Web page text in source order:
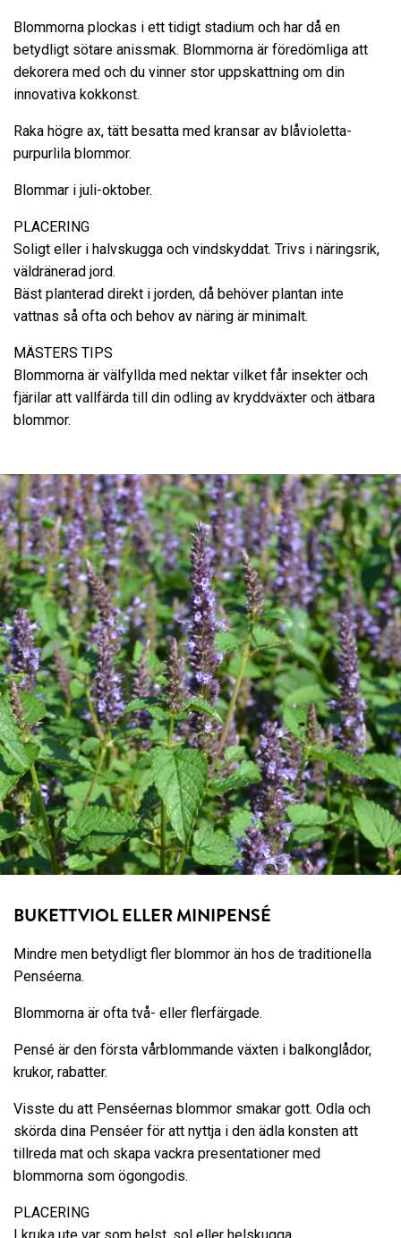
Blommorna plockas i ett tidigt stadium och har då en
betydligt sötare anissmak. Blommorna är föredömliga att
dekorera med och du vinner stor uppskattning om din
innovativa kokkonst.
Raka högre ax, tätt besatta med kransar av blåvioletta-
purpurlila blommor.
Blommar i juli-oktober.
PLACERING
Soligt eller i halvskugga och vindskyddat. Trivs i näringsrik,
väldränerad jord.
Bäst planterad direkt i jorden, då behöver plantan inte
vattnas så ofta och behov av näring är minimalt.
MÄSTERS TIPS
Blommorna är välfyllda med nektar vilket får insekter och
fjärilar att vallfärda till din odling av kryddväxter och ätbara
blommor.
BUKETTVIOL ELLER MINIPENSÉ
Mindre men betydligt fler blommor än hos de traditionella
Penséerna.
Blommorna är ofta två- eller flerfärgade.
Pensé är den första vårblommande växten i balkonglådor,
krukor, rabatter.
Visste du att Penséernas blommor smakar gott. Odla och
skörda dina Penséer för att nyttja i den ädla konsten att
tillreda mat och skapa vackra presentationer med
blommorna som ögongodis.
PLACERING